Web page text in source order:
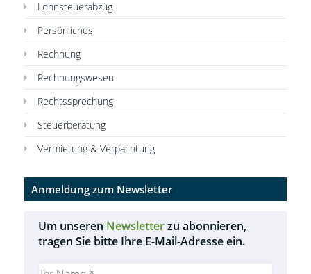
Lohnsteuerabzug
Persönliches
Rechnung
Rechnungswesen
Rechtssprechung
Steuerberatung
Vermietung & Verpachtung
Anmeldung zum Newsletter
Um unseren Newsletterzu abonnieren,
tragen Sie bitte Ihre E-Mail-Adresse ein.